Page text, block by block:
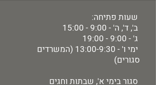
שעות פתיחה:
ב', ד', ה' - 9:00 - 15:00
ג' - 9:00 - 19:00
ימי ו' - 13:00-9:30 (המשרדים
סגורים)
סגור בימי א', שבתות וחגים